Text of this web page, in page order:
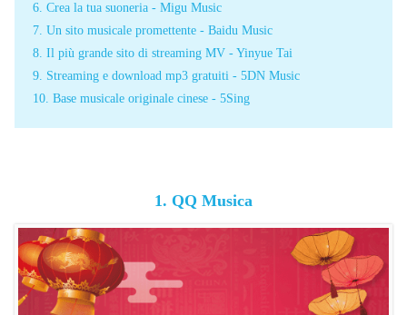
6. Crea la tua suoneria - Migu Music
7. Un sito musicale promettente - Baidu Music
8. Il più grande sito di streaming MV - Yinyue Tai
9. Streaming e download mp3 gratuiti - 5DN Music
10. Base musicale originale cinese - 5Sing
1. QQ Musica